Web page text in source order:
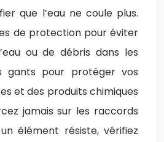
que l’eau ne coule plus.
de protection pour éviter
ou de débris dans les
gants pour protéger vos
et des produits chimiques
jamais sur les raccords
élément résiste, vérifiez